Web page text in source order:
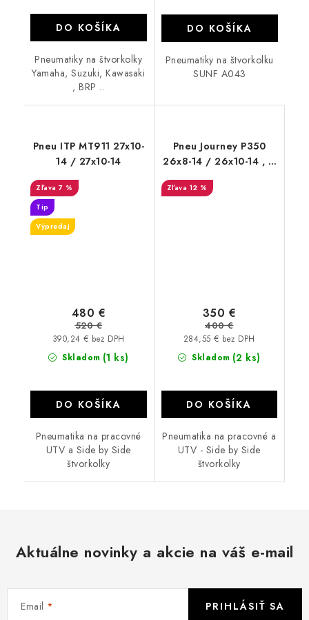
DO KOŠÍKA
Pneumatiky na štvorkolky
Yamaha, Suzuki, Kawasaki
, BRP ..
DO KOŠÍKA
Pneumatiky na štvorkolku
SUNF A043
Pneu ITP MT911 27x10-
14 / 27x10-14
7 %
Tip
Výpredaj
Skladom (1 ks)
390,24 € bez DPH
480 €
520 €
DO KOŠÍKA
Pneumatika na pracovné
UTV a Side by Side
štvorkolky
Pneu Journey P350
26x8-14 / 26x10-14 , 6
12 %
Skladom (2 ks)
284,55 € bez DPH
350 €
400 €
DO KOŠÍKA
Pneumatika na pracovné a
UTV - Side by Side
štvorkolky
Aktuálne novinky a akcie na váš e-mail
Email PRIHLÁSIŤ SA